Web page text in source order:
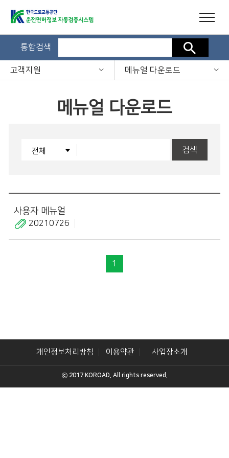
통합검색 검색
고객지원 메뉴얼 다운로드
메뉴얼 다운로드
검색
사용자 메뉴얼
20210726
1
개인정보처리방침 이용약관 사업장소개
ⓒ 2017 KOROAD. All rights reserved.